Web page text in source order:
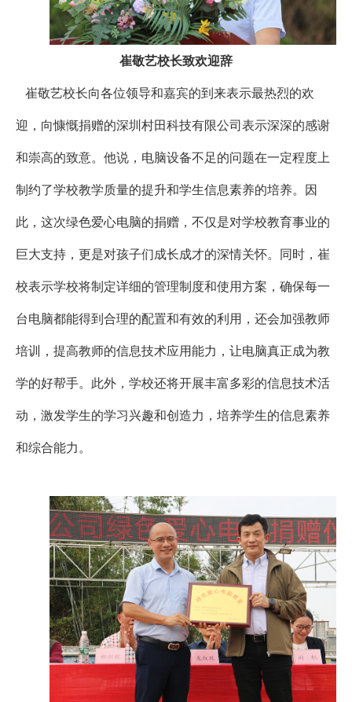
崔敬艺校长致欢迎辞
崔敬艺校长向各位领导和嘉宾的到来表示最热烈的欢
迎，向慷慨捐赠的深圳村田科技有限公司表示深深的感谢
和崇高的致意。他说，电脑设备不足的问题在一定程度上
制约了学校教学质量的提升和学生信息素养的培养。因
此，这次绿色爱心电脑的捐赠，不仅是对学校教育事业的
巨大支持，更是对孩子们成长成才的深情关怀。同时，崔
校表示学校将制定详细的管理制度和使用方案，确保每一
台电脑都能得到合理的配置和有效的利用，还会加强教师
培训，提高教师的信息技术应用能力，让电脑真正成为教
学的好帮手。此外，学校还将开展丰富多彩的信息技术活
动，激发学生的学习兴趣和创造力，培养学生的信息素养
和综合能力。